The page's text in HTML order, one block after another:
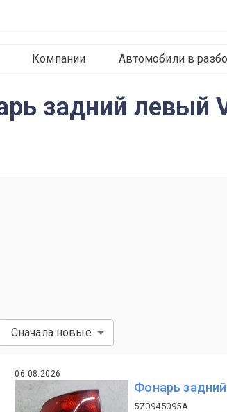
Компании Автомобили в
задний левый
Сначала новые
06.08.2026
Фонарь
5Z0945095A